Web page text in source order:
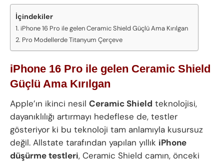
İçindekiler
iPhone 16 Pro ile gelen Ceramic Shield Güçlü Ama Kırılgan
Pro Modellerde Titanyum Çerçeve
iPhone 16 Pro ile gelen Ceramic Shield
Güçlü Ama Kırılgan
Apple’ın ikinci nesil Ceramic Shield teknolojisi,
dayanıklılığı artırmayı hedeflese de, testler
gösteriyor ki bu teknoloji tam anlamıyla kusursuz
değil. Allstate tarafından yapılan yıllık iPhone
düşürme testleri, Ceramic Shield camın, önceki